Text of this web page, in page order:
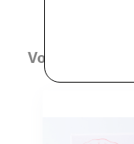
Vous aimerez